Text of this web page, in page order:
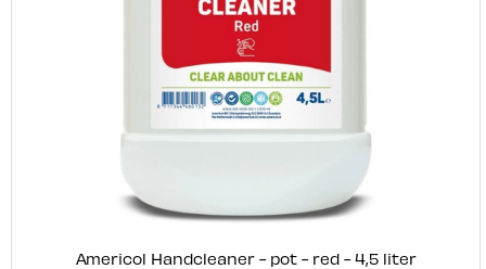
Americol Handcleaner - pot - red - 4,5 liter